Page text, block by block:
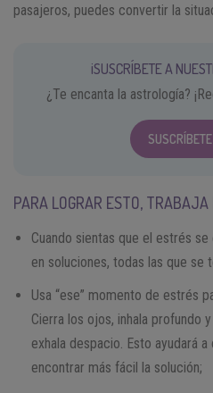
pasajeros, puedes convertir la
¡SUSCRÍBETE A
¿Te encanta la astrología?
PARA LOGRAR ESTO, TRABAJA
Cuando sientas que el estrés
en soluciones, todas las que se
Usa “ese” momento de estrés
Cierra los ojos, inhala profundo
exhala despacio. Esto ayudará
encontrar más fácil la solución;